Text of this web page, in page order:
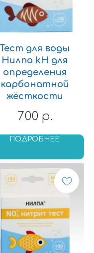
Тест для воды
Нилпа kH для
определения
карбонатной
жёсткости
700 р.
ПОДРОБНЕЕ